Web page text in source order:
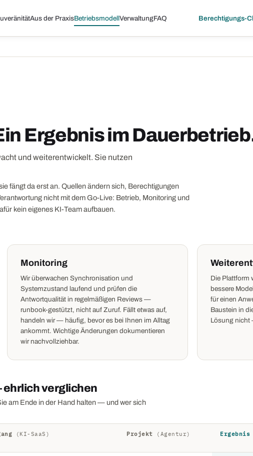
Aus der PraxisBetriebsmodellVerwaltungFAQ Berechtigungs-
Ergebnis im
und weiterentwickelt. Sie nutzen
fängt da erst an. Quellen ändern sich, Berechtigungen
nicht mit dem Go-Live: Betrieb, Monitoring und
kein eigenes KI-Team aufbauen.
Monitoring
Wir überwachen Synchronisation und
Systemzustand laufend und prüfen die
Antwortqualität in regelmäßigen Reviews —
runbook-gestützt, nicht auf Zuruf. Fällt etwas auf,
handeln wir — häufig, bevor es bei Ihnen im Alltag
ankommt. Wichtige Änderungen dokumentieren
wir nachvollziehbar.
Die Plattform
bessere
für einen
Baustein in
Lösung nicht
ehrlich verglichen
am Ende in der Hand halten — und wer sich
(KI-SaaS) Projekt (Agentur)